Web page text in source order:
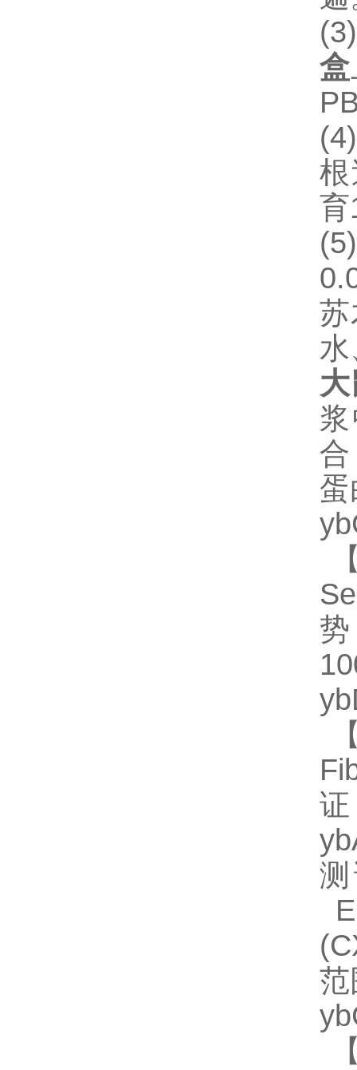
盒
(4)
育
苏